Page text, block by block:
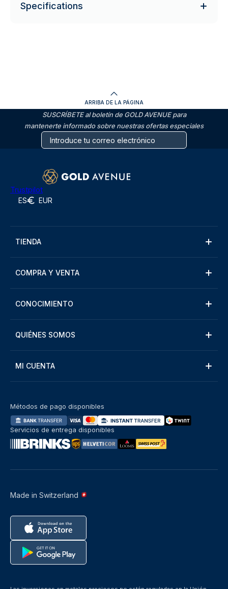
Specifications
ARRIBA DE LA PÁGINA
SUSCRÍBETE al boletín de GOLD AVENUE para
mantenerte informado sobre nuestras ofertas especiales
Trustpilot
ES EUR
TIENDA
COMPRA Y VENTA
CONOCIMIENTO
QUIÉNES SOMOS
MI CUENTA
Made in Switzerland
Métodos de pago disponibles
Servicios de entrega disponibles